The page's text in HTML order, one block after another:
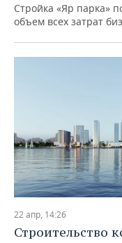
Стройка «Яр парка»
объем всех затрат
22 апр, 14:26
Строительство